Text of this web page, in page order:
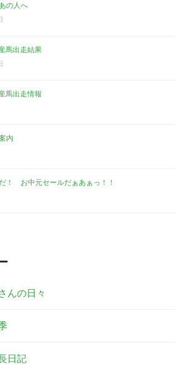
の人へ
馬出走結果
馬出走情報
内
！ お中元セールだぁあぁっ！！
んの日々
日記